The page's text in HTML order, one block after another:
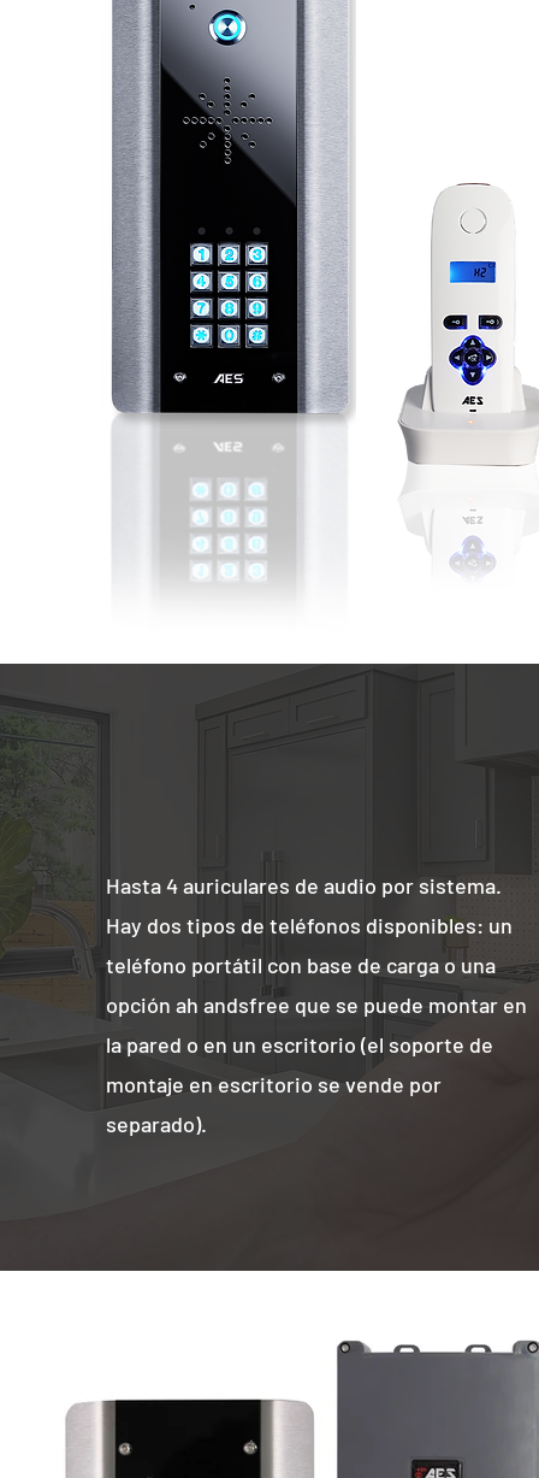
Hasta 4 auriculares de audio por sistema.
Hay dos tipos de teléfonos disponibles: un
teléfono portátil con base de carga o una
opción ah andsfree que se puede montar en
la pared o en un escritorio (el soporte de
montaje en escritorio se vende por
separado).